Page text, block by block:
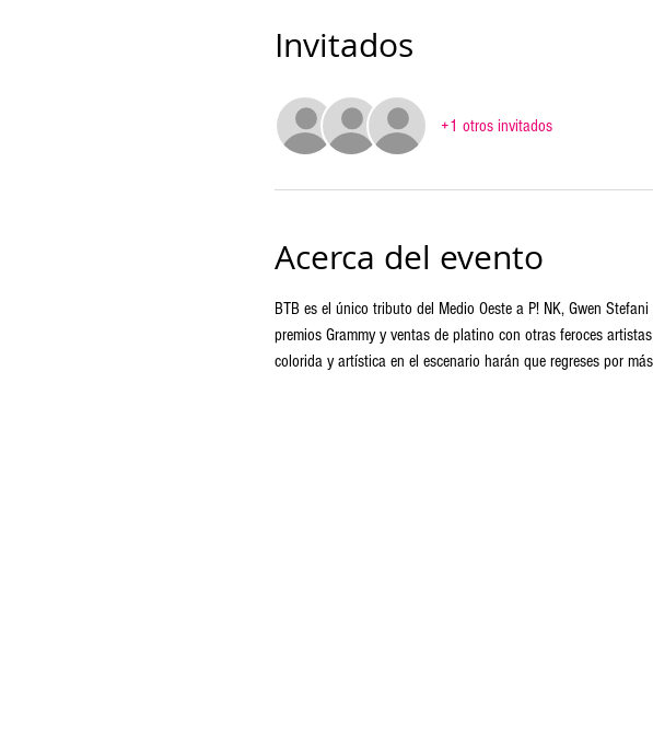
Invitados
+1 otros invitados
Acerca del evento
BTB es el único tributo del Medio Oeste a P! NK, Gwen
premios Grammy y ventas de platino con otras feroces
colorida y artística en el escenario harán que regreses por